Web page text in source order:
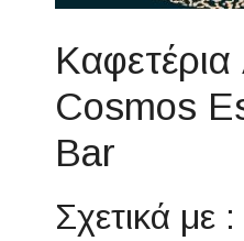
Cosmos
Bar
Σχετικά με